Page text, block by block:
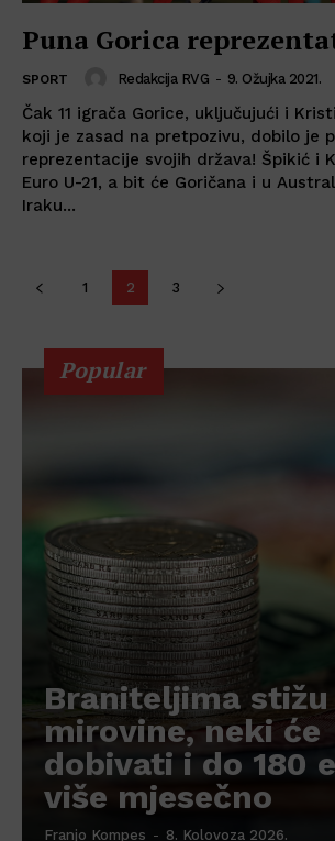
Puna Gorica
SPORT Redakcija RVG - 9. Ožujka 2021.
Čak 11 igrača Gorice, uključujući i
koji je zasad na pretpozivu, dobilo je
reprezentacije svojih država! Špikić i
Euro U-21, a bit će Goričana i u
Iraku...
1 2 3
Popular
Braniteljima stižu
mirovine, neki će
dobivati i do 180
više mjesečno
Franjo Kompes - 8. Kolovoza 2026.